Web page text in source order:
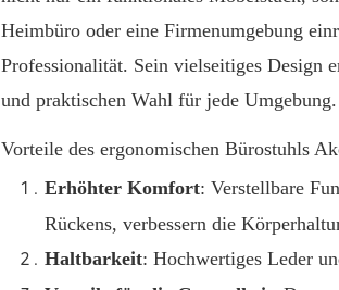
Heimbüro oder eine Firmenumgebung
Professionalität. Sein vielseitiges Design
und praktischen Wahl für jede Umgebung.
Vorteile des ergonomischen Bürostuhls
Erhöhter Komfort: Verstellbare
Rückens, verbessern die
Haltbarkeit: Hochwertiges Leder